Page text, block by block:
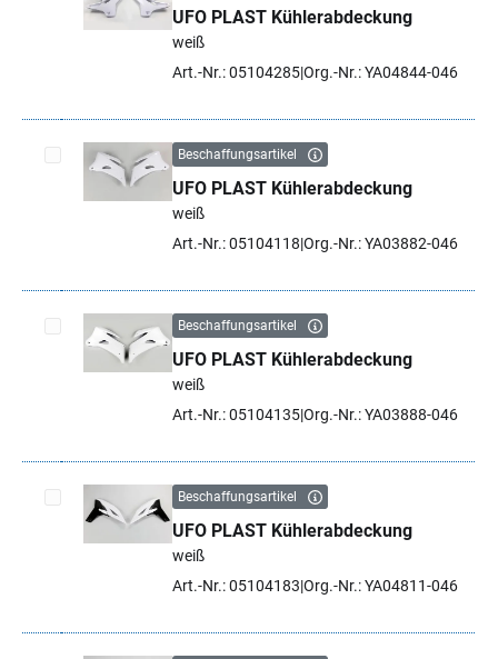
Artikel auswählen
UFO PLAST Kühlerabdeckung
weiß
Art.-Nr.: 05104285Org.-Nr.: YA04844-046
Artikel auswählen
Beschaffungsartikel
UFO PLAST Kühlerabdeckung
weiß
Art.-Nr.: 05104118 Org.-Nr.: YA03882-046
Artikel auswählen
Beschaffungsartikel
UFO PLAST Kühlerabdeckung
weiß
Art.-Nr.: 05104135Org.-Nr.: YA03888-046
Artikel auswählen
Beschaffungsartikel
UFO PLAST Kühlerabdeckung
weiß
Art.-Nr.: 05104183 Org.-Nr.: YA04811-046